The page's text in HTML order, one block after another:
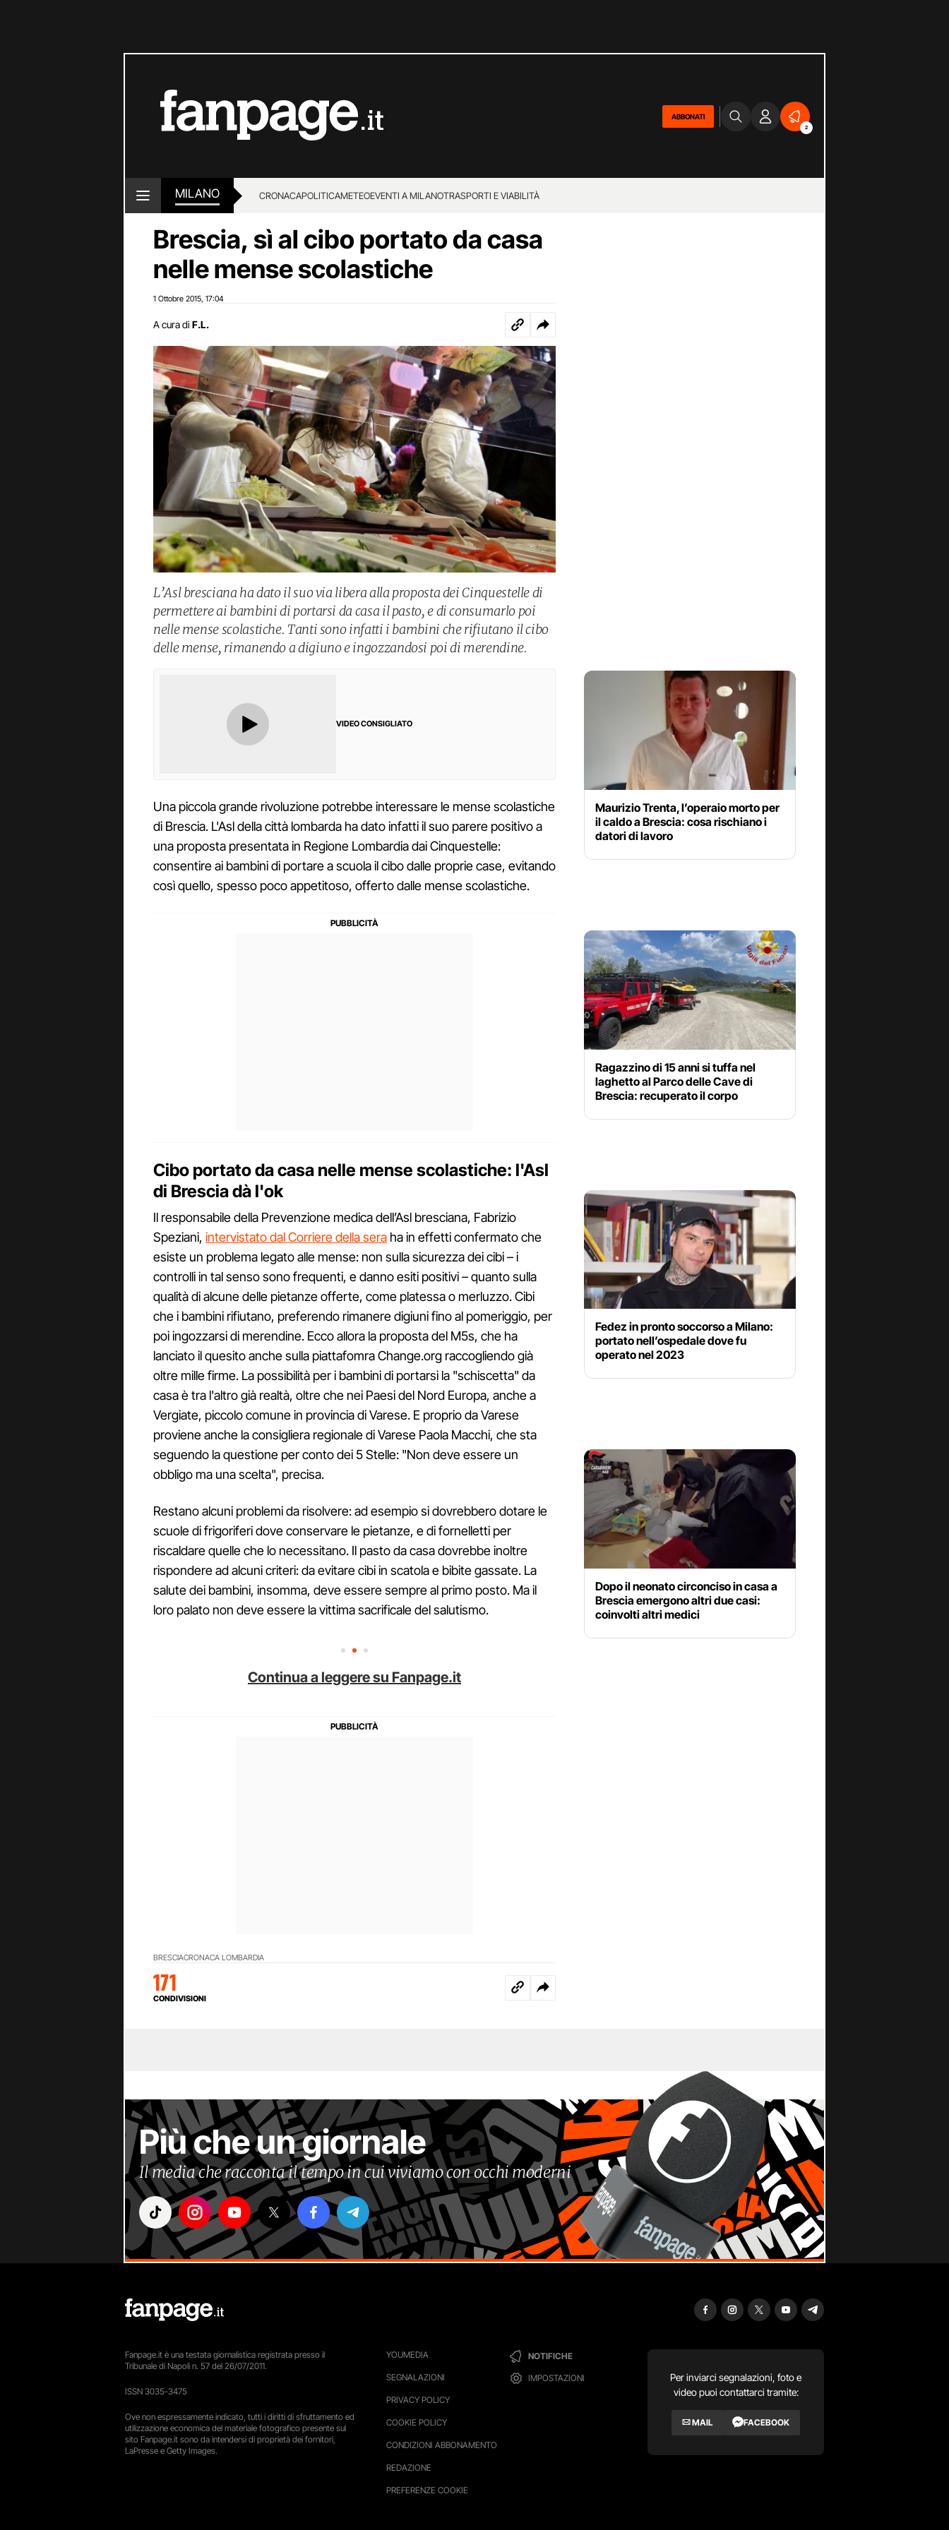
ABBONATI
2
MILANO CRONACAPOLITICAMETEOEVENTI A MILANOTRASPORTI E VIABILITÀ
Brescia, sì al cibo portato da casa
nelle mense scolastiche
1 Ottobre 2015 17:04
A cura di F.L.
L’Asl bresciana ha dato il suo via libera alla proposta dei Cinquestelle di
permettere ai bambini di portarsi da casa il pasto, e di consumarlo poi
nelle mense scolastiche. Tanti sono infatti i bambini che rifiutano il cibo
delle mense, rimanendo a digiuno e ingozzandosi poi di merendine.
VIDEO CONSIGLIATO
Una piccola grande rivoluzione potrebbe interessare le mense scolastiche
di Brescia. L'Asl della città lombarda ha dato infatti il suo parere positivo a
una proposta presentata in Regione Lombardia dai Cinquestelle:
consentire ai bambini di portare a scuola il cibo dalle proprie case, evitando
così quello, spesso poco appetitoso, offerto dalle mense scolastiche.
Cibo portato da casa nelle mense scolastiche: l'Asl
di Brescia dà l'ok
Il responsabile della Prevenzione medica dell’Asl bresciana, Fabrizio
Speziani, intervistato dal Corriere della sera ha in effetti confermato che
esiste un problema legato alle mense: non sulla sicurezza dei cibi – i
controlli in tal senso sono frequenti, e danno esiti positivi – quanto sulla
qualità di alcune delle pietanze offerte, come platessa o merluzzo. Cibi
che i bambini rifiutano, preferendo rimanere digiuni fino al pomeriggio, per
poi ingozzarsi di merendine. Ecco allora la proposta del M5s, che ha
lanciato il quesito anche sulla piattafomra Change.org raccogliendo già
oltre mille firme. La possibilità per i bambini di portarsi la "schiscetta" da
casa è tra l'altro già realtà, oltre che nei Paesi del Nord Europa, anche a
Vergiate, piccolo comune in provincia di Varese. E proprio da Varese
proviene anche la consigliera regionale di Varese Paola Macchi, che sta
seguendo la questione per conto dei 5 Stelle: "Non deve essere un
obbligo ma una scelta", precisa.
Restano alcuni problemi da risolvere: ad esempio si dovrebbero dotare le
scuole di frigoriferi dove conservare le pietanze, e di fornelletti per
riscaldare quelle che lo necessitano. Il pasto da casa dovrebbe inoltre
rispondere ad alcuni criteri: da evitare cibi in scatola e bibite gassate. La
salute dei bambini, insomma, deve essere sempre al primo posto. Ma il
loro palato non deve essere la vittima sacrificale del salutismo.
Continua a leggere su Fanpage.it
BRESCIACRONACA LOMBARDIA
171
CONDIVISIONI
Maurizio Trenta, l’operaio morto per
il caldo a Brescia: cosa rischiano i
datori di lavoro
Ragazzino di 15 anni si tuffa nel
laghetto al Parco delle Cave di
Brescia: recuperato il corpo
Fedez in pronto soccorso a Milano:
portato nell’ospedale dove fu
operato nel 2023
Dopo il neonato circonciso in casa a
Brescia emergono altri due casi:
coinvolti altri medici
Più che un giornale
Il media che racconta il tempo in cui viviamo con occhi moderni
YOUMEDIA
SEGNALAZIONI
PRIVACY POLICY
COOKIE POLICY
CONDIZIONI ABBONAMENTO
REDAZIONE
PREFERENZE COOKIE
NOTIFICHE
IMPOSTAZIONI
Per inviarci segnalazioni, foto e
video puoi contattarci tramite:
MAIL FACEBOOK
Fanpage.it è una testata giornalistica registrata presso il
Tribunale di Napoli n. 57 del 26/07/2011.
ISSN 3035-3475
Ove non espressamente indicato, tutti i diritti di sfruttamento ed
utilizzazione economica del materiale fotografico presente sul
sito Fanpage.it sono da intendersi di proprietà dei fornitori,
LaPresse e Getty Images.